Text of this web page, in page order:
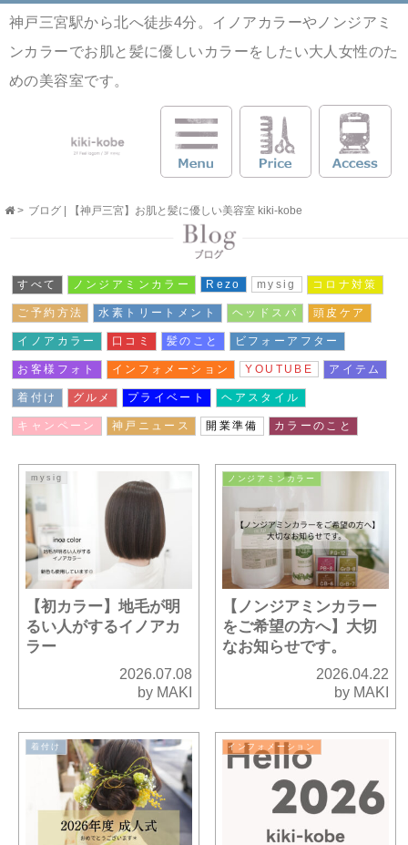
神戸三宮駅から北へ徒歩4分。イノアカラーやノンジアミ
ンカラーでお肌と髪に優しいカラーをしたい大人女性のた
めの美容室です。
> ブログ | 【神戸三宮】お肌と髪に優しい美容室 kiki-kobe
すべて ノンジアミンカラー Rezo mysig コロナ対策
ご予約方法 水素トリートメント ヘッドスパ 頭皮ケア
イノアカラー 口コミ 髪のこと ビフォーアフター
お客様フォト インフォメーション YOUTUBE アイテム
着付け グルメ プライベート ヘアスタイル
キャンペーン 神戸ニュース 開業準備 カラーのこと
mysig
【初カラー】地毛が明
るい人がするイノアカ
ラー
2026.07.08
by MAKI
ノンジアミンカラー
【ノンジアミンカラー
をご希望の方へ】大切
なお知らせです。
2026.04.22
by MAKI
着付け インフォメーション